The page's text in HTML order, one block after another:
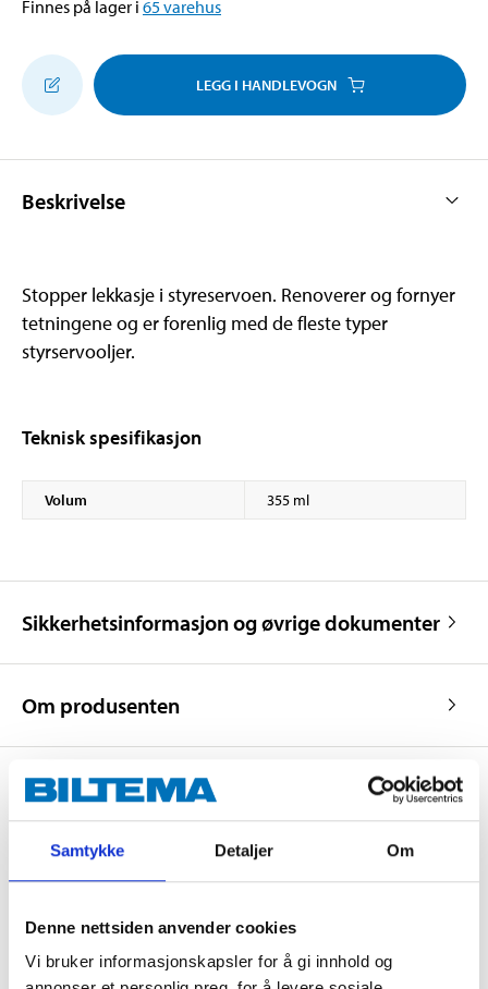
Samtykke Detaljer Om
Denne nettsiden anvender cookies
Vi bruker informasjonskapsler for å gi innhold og
Finnes på lager i 65varehus
LEGG I HANDLEVOGN
Beskrivelse
Stopper lekkasje i styreservoen. Renoverer og fornyer
tetningene og er forenlig med de fleste typer
styrservooljer.
Teknisk spesifikasjon
Volum 355 ml
Sikkerhetsinformasjon og øvrige dokumenter
Om produsenten
Kjøp & Hent i ditt varehus.